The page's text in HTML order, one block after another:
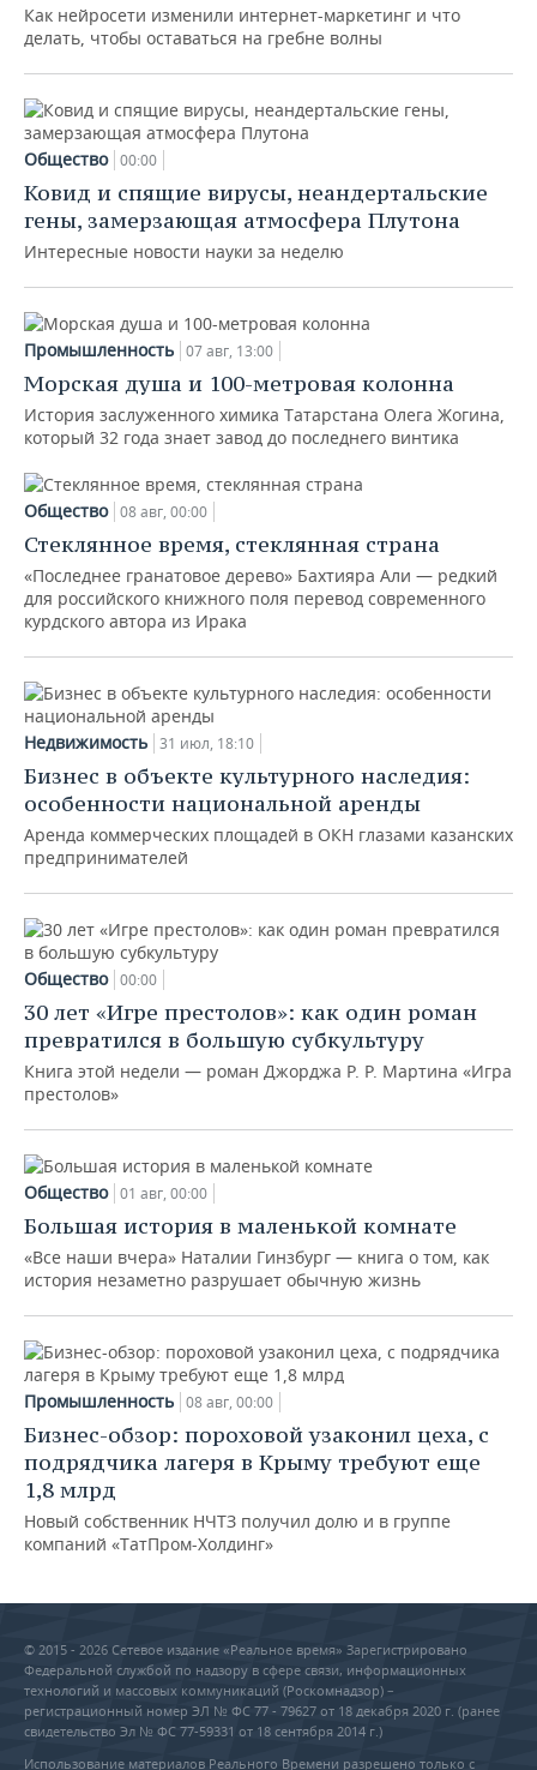
Как нейросети изменили интернет-маркетинг и что
делать, чтобы оставаться на гребне волны
Общество 00:00
Ковид и спящие вирусы, неандертальские
гены, замерзающая атмосфера Плутона
Интересные новости науки за неделю
Промышленность 07 авг, 13:00
Морская душа и 100-метровая колонна
История заслуженного химика Татарстана Олега Жогина,
который 32 года знает завод до последнего винтика
Общество 08 авг, 00:00
Стеклянное время, стеклянная страна
«Последнее гранатовое дерево» Бахтияра Али — редкий
для российского книжного поля перевод современного
курдского автора из Ирака
Недвижимость 31 июл, 18:10
Бизнес в объекте культурного наследия:
особенности национальной аренды
Аренда коммерческих площадей в ОКН глазами казанских
предпринимателей
Общество 00:00
30 лет «Игре престолов»: как один роман
превратился в большую субкультуру
Книга этой недели — роман Джорджа Р. Р. Мартина «Игра
престолов»
Общество 01 авг, 00:00
Большая история в маленькой комнате
«Все наши вчера» Наталии Гинзбург — книга о том, как
история незаметно разрушает обычную жизнь
Промышленность 08 авг, 00:00
Бизнес-обзор: пороховой узаконил цеха, с
подрядчика лагеря в Крыму требуют еще
1,8 млрд
Новый собственник НЧТЗ получил долю и в группе
компаний «ТатПром-Холдинг»
© 2015 - 2026 Сетевое издание «Реальное время» Зарегистрировано
Федеральной службой по надзору в сфере связи, информационных
технологий и массовых коммуникаций (Роскомнадзор) –
регистрационный номер ЭЛ № ФС 77 - 79627 от 18 декабря 2020 г. (ранее
свидетельство Эл № ФС 77-59331 от 18 сентября 2014 г.)
Использование материалов Реального Времени разрешено только с